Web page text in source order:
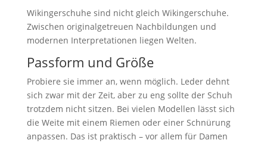
Wikingerschuhe sind nicht gleich Wikingerschuhe.
Zwischen originalgetreuen Nachbildungen und
modernen Interpretationen liegen Welten.
Passform und Größe
Probiere sie immer an, wenn möglich. Leder dehnt
sich zwar mit der Zeit, aber zu eng sollte der Schuh
trotzdem nicht sitzen. Bei vielen Modellen lässt sich
die Weite mit einem Riemen oder einer Schnürung
anpassen. Das ist praktisch – vor allem für Damen